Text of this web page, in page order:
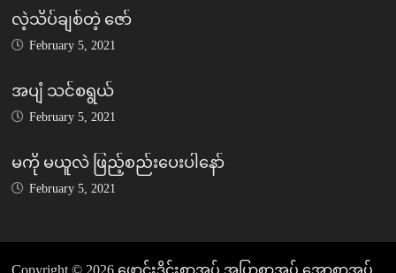
လဲ့သိပ်ချစ်တဲ့ ဇော်
February 5, 2021
အပျံ သင်စရွယ်
February 5, 2021
မကို မယူလဲ ဖြည့်စည်းပေးပါနော်
February 5, 2021
Copyright © 2026 ဖောင်းဒိုင်းစာအုပ် အပြာစာအုပ် အောစာအုပ်